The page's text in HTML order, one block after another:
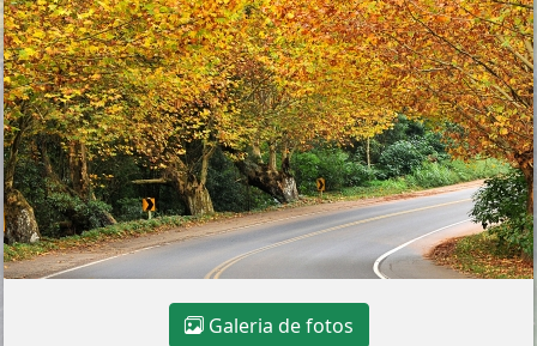
Galeria de fotos